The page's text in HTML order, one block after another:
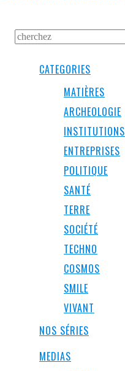
CATEGORIES
MATIÈRES
ARCHEOLOGIE
INSTITUTIONS
ENTREPRISES
POLITIQUE
SANTÉ
TERRE
SOCIÉTÉ
TECHNO
COSMOS
SMILE
VIVANT
NOS SÉRIES
MEDIAS